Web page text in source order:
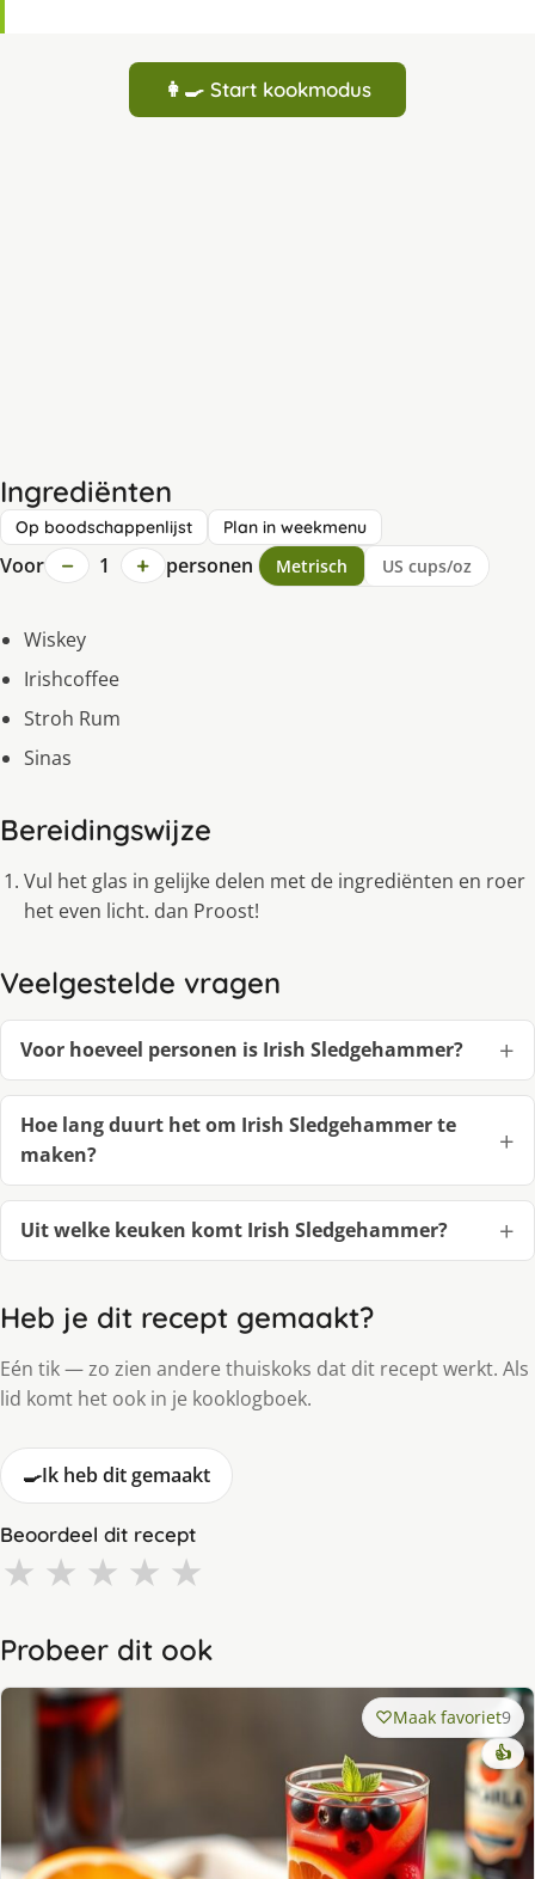
👩‍🍳 Start kookmodus
Ingrediënten
Op boodschappenlijst Plan in weekmenu
Voor − 1 + personen Metrisch US cups/oz
Wiskey
Irishcoffee
Stroh Rum
Sinas
Bereidingswijze
Vul het glas in gelijke delen met de ingrediënten en roer
het even licht. dan Proost!
Veelgestelde vragen
Voor hoeveel personen is Irish Sledgehammer?
Hoe lang duurt het om Irish Sledgehammer te
maken?
Uit welke keuken komt Irish Sledgehammer?
Heb je dit recept gemaakt?
Eén tik — zo zien andere thuiskoks dat dit recept werkt. Als
lid komt het ook in je kooklogboek.
🍳Ik heb dit gemaakt
Beoordeel dit recept
★ ★ ★ ★ ★
Probeer dit ook
Maak favoriet9
👍